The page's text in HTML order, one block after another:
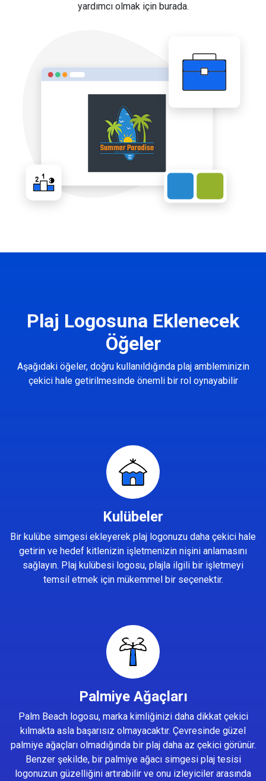
yardımcı olmak için burada.
Plaj Logosuna Eklenecek
Öğeler
Aşağıdaki öğeler, doğru kullanıldığında plaj ambleminizin
çekici hale getirilmesinde önemli bir rol oynayabilir
Kulübeler
Bir kulübe simgesi ekleyerek plaj logonuzu daha çekici hale
getirin ve hedef kitlenizin işletmenizin nişini anlamasını
sağlayın. Plaj kulübesi logosu, plajla ilgili bir işletmeyi
temsil etmek için mükemmel bir seçenektir.
Palmiye Ağaçları
Palm Beach logosu, marka kimliğinizi daha dikkat çekici
kılmakta asla başarısız olmayacaktır. Çevresinde güzel
palmiye ağaçları olmadığında bir plaj daha az çekici görünür.
Benzer şekilde, bir palmiye ağacı simgesi plaj tesisi
logonuzun güzelliğini artırabilir ve onu izleyiciler arasında